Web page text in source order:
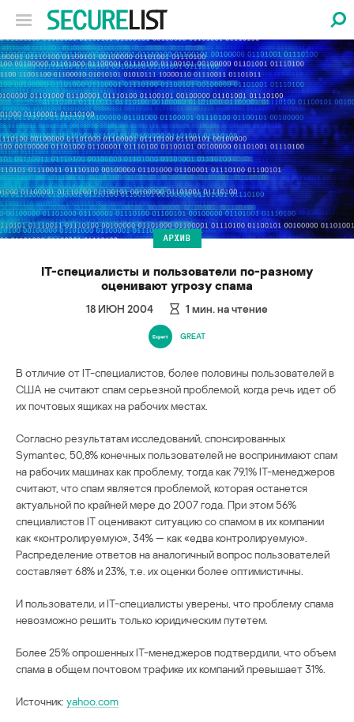
АРХИВ
IT-специалисты и пользователи по-разному
оценивают угрозу спама
18 ИЮН 2004 1 мин. на чтение
GREAT
В отличие от IT-специалистов, более половины пользователей в
США не считают спам серьезной проблемой, когда речь идет об
их почтовых ящиках на рабочих местах.
Согласно результатам исследований, спонсированных
Symantec, 50,8% конечных пользователей не воспринимают спам
на рабочих машинах как проблему, тогда как 79,1% IT-менеджеров
считают, что спам является проблемой, которая останется
актуальной по крайней мере до 2007 года. При этом 56%
специалистов IT оценивают ситуацию со спамом в их компании
как «контролируемую», 34% — как «едва контролируемую».
Распределение ответов на аналогичный вопрос пользователей
составляет 68% и 23%, т.е. их оценки более оптимистичны.
И пользователи, и IT-специалисты уверены, что проблему спама
невозможно решить только юридическим путетем.
Более 25% опрошенных IT-менеджеров подтвердили, что объем
спама в общем почтовом трафике их компаний превышает 31%.
Источник: yahoo.com